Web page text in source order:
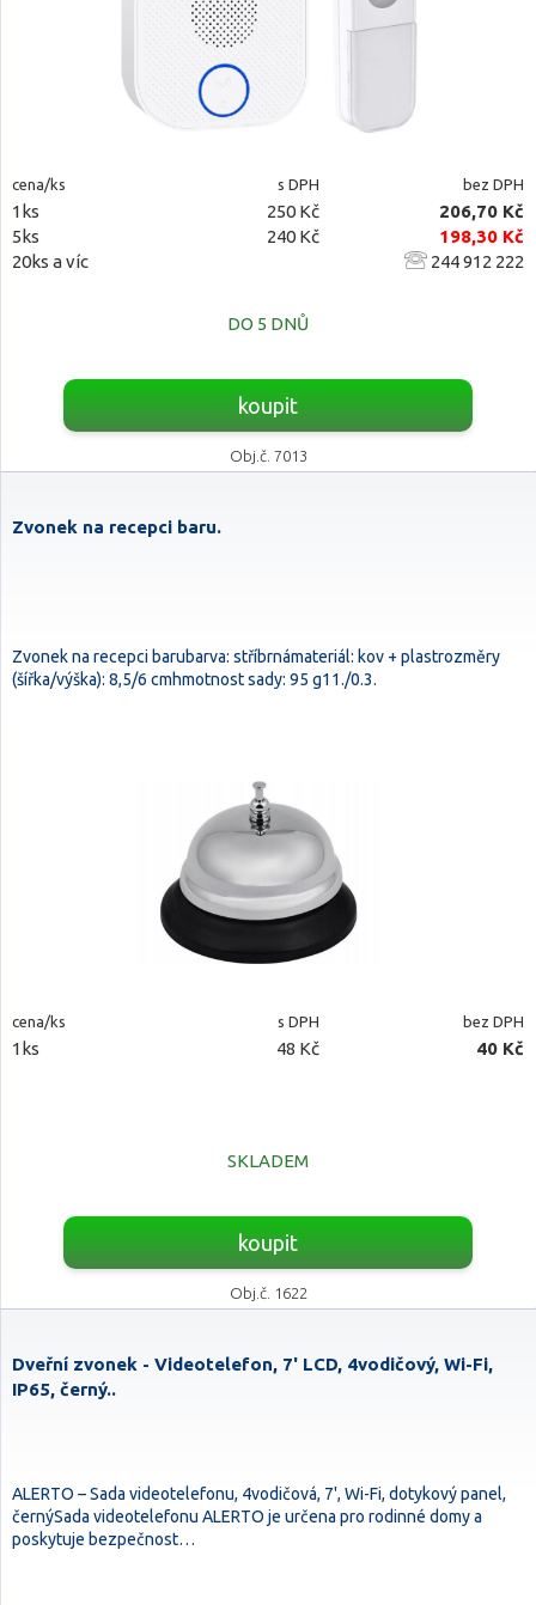
cena/ks s DPH bez DPH
1ks 250 Kč
206,70 Kč
5ks
240 Kč
198,30 Kč
20ks a víc
244 912 222
DO 5 DNŮ
koupit
Obj.č. 7013
Zvonek na recepci baru.
Zvonek na recepci barubarva: stříbrnámateriál: kov + plastrozměry
(šířka/výška): 8,5/6 cmhmotnost sady: 95 g11./0.3.
cena/ks s DPH bez DPH
1ks 48 Kč 40 Kč
SKLADEM
koupit
Obj.č. 1622
Dveřní zvonek - Videotelefon, 7' LCD, 4vodičový, Wi-Fi,
IP65, černý..
ALERTO – Sada videotelefonu, 4vodičová, 7', Wi-Fi, dotykový panel,
černýSada videotelefonu ALERTO je určena pro rodinné domy a
poskytuje bezpečnost…